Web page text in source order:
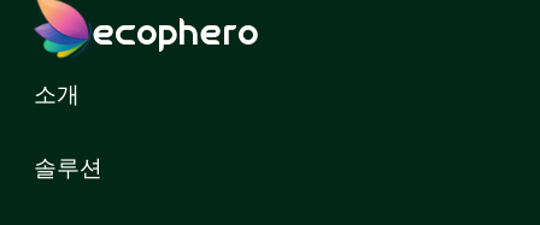
ecophero
소개
솔루션